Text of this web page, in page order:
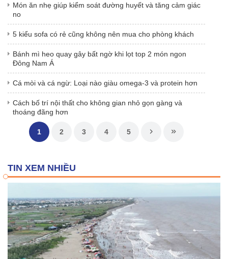
Món ăn nhẹ giúp kiểm soát đường huyết và tăng cảm giác
no
5 kiểu sofa có rẻ cũng không nên mua cho phòng khách
Bánh mì heo quay gây bất ngờ khi lọt top 2 món ngon
Đông Nam Á
Cá mòi và cá ngừ: Loại nào giàu omega-3 và protein hơn
Cách bố trí nội thất cho không gian nhỏ gọn gàng và
thoáng đãng hơn
1 2 3 4 5
TIN XEM NHIỀU